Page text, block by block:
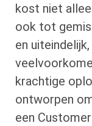
kost niet
ook tot
en
krachtige
ontworpen
een